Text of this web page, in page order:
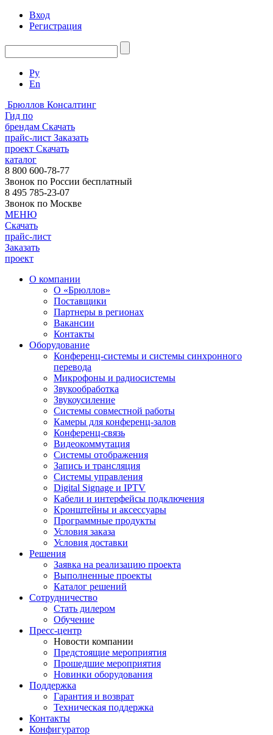
Вход
Регистрация
Ру
En
Брюллов Консалтинг
Гид по
брендам Скачать
прайс-лист Заказать
проект Скачать
каталог
8 800 600-78-77
Звонок по России бесплатный
8 495 785-23-07
Звонок по Москве
МЕНЮ
Скачать
прайс-лист
Заказать
проект
О компании
О «Брюллов»
Поставщики
Партнеры в регионах
Вакансии
Контакты
Оборудование
Конференц-системы и системы синхронного
перевода
Микрофоны и радиосистемы
Звукообработка
Звукоусиление
Системы совместной работы
Камеры для конференц-залов
Конференц-связь
Видеокоммутация
Системы отображения
Запись и трансляция
Системы управления
Digital Signage и IPTV
Кабели и интерфейсы подключения
Кронштейны и аксессуары
Программные продукты
Условия заказа
Условия доставки
Решения
Заявка на реализацию проекта
Выполненные проекты
Каталог решений
Сотрудничество
Стать дилером
Обучение
Пресс-центр
Новости компании
Предстоящие мероприятия
Прошедшие мероприятия
Новинки оборудования
Поддержка
Гарантия и возврат
Техническая поддержка
Контакты
Конфигуратор